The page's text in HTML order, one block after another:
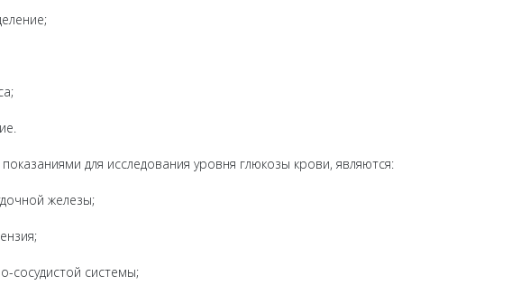
для исследования уровня глюкозы крови, являются:
железы;
системы;